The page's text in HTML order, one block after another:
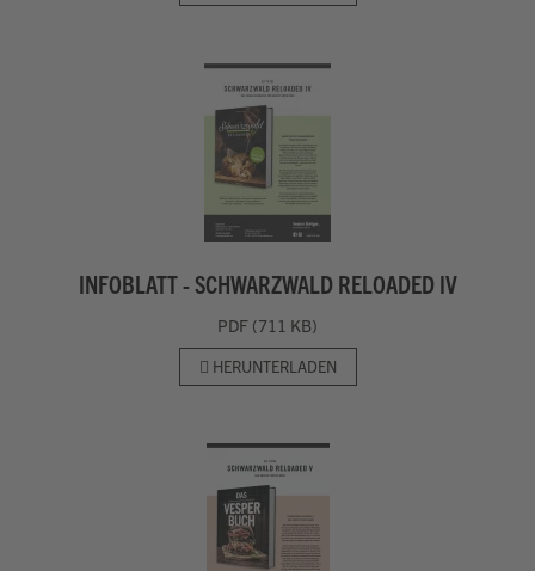
INFOBLATT - SCHWARZWALD RELOADED IV
PDF (711 KB)
HERUNTERLADEN